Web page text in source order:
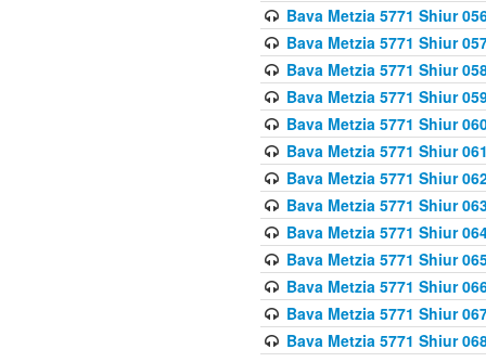
Bava Metzia 5771 Shiur
Bava Metzia 5771 Shiur
Bava Metzia 5771 Shiur
Bava Metzia 5771 Shiur
Bava Metzia 5771 Shiur
Bava Metzia 5771 Shiur
Bava Metzia 5771 Shiur
Bava Metzia 5771 Shiur
Bava Metzia 5771 Shiur
Bava Metzia 5771 Shiur
Bava Metzia 5771 Shiur
Bava Metzia 5771 Shiur
Bava Metzia 5771 Shiur